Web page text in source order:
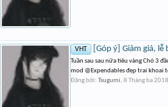
VHT [Góp ý] Giảm giá,
Tuần sau sau nữa tiêu vàng Chó 3
mod @Expendables đẹp trai khoai
Đăng bởi: Tsugumi, 8 Tháng ba 2018